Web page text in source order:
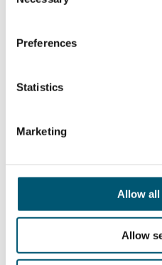
Preferences
Statistics
Marketing
Allow
Allow
商务团组参访
Dietmar Brockes, MdL
北威州议会德国自民党